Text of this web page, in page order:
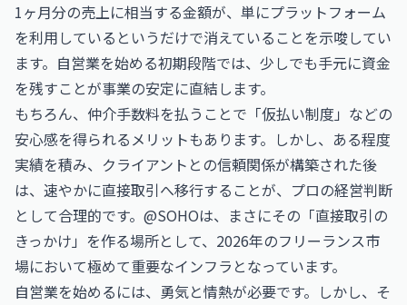
1ヶ月分の売上に相当する金額が、単にプラットフォーム
を利用しているというだけで消えていることを示唆してい
ます。自営業を始める初期段階では、少しでも手元に資金
を残すことが事業の安定に直結します。
もちろん、仲介手数料を払うことで「仮払い制度」などの
安心感を得られるメリットもあります。しかし、ある程度
実績を積み、クライアントとの信頼関係が構築された後
は、速やかに直接取引へ移行することが、プロの経営判断
として合理的です。@SOHOは、まさにその「直接取引の
きっかけ」を作る場所として、2026年のフリーランス市
場において極めて重要なインフラとなっています。
自営業を始めるには、勇気と情熱が必要です。しかし、そ